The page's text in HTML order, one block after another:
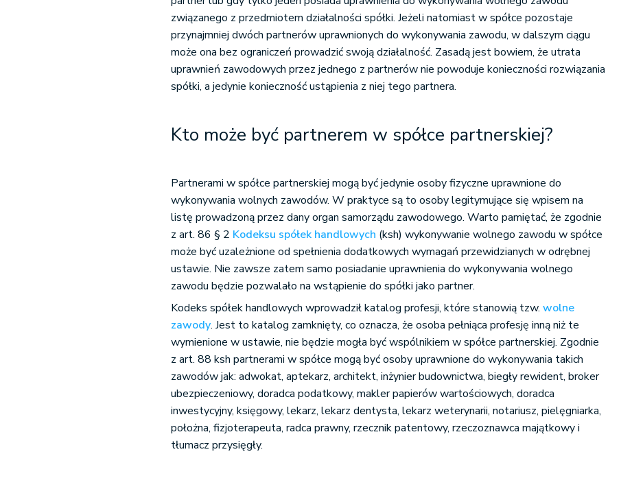
związanego z przedmiotem działalności spółki. Jeżeli natomiast w spółce pozostaje
przynajmniej dwóch partnerów uprawnionych do wykonywania zawodu, w dalszym ciągu
może ona bez ograniczeń prowadzić swoją działalność. Zasadą jest bowiem, że utrata
uprawnień zawodowych przez jednego z partnerów nie powoduje konieczności rozwiązania
spółki, a jedynie konieczność ustąpienia z niej tego partnera.
Kto może być partnerem w spółce partnerskiej?
Partnerami w spółce partnerskiej mogą być jedynie osoby fizyczne uprawnione do
wykonywania wolnych zawodów. W praktyce są to osoby legitymujące się wpisem na
listę prowadzoną przez dany organ samorządu zawodowego. Warto pamiętać, że zgodnie
z art. 86 § 2 Kodeksu spółek handlowych (ksh) wykonywanie wolnego zawodu w spółce
może być uzależnione od spełnienia dodatkowych wymagań przewidzianych w odrębnej
ustawie. Nie zawsze zatem samo posiadanie uprawnienia do wykonywania wolnego
zawodu będzie pozwalało na wstąpienie do spółki jako partner.
Kodeks spółek handlowych wprowadził katalog profesji, które stanowią tzw.wolne
zawody. Jest to katalog zamknięty, co oznacza, że osoba pełniąca profesję inną niż te
wymienione w ustawie, nie będzie mogła być wspólnikiem w spółce partnerskiej. Zgodnie
z art. 88 ksh partnerami w spółce mogą być osoby uprawnione do wykonywania takich
zawodów jak: adwokat, aptekarz, architekt, inżynier budownictwa, biegły rewident, broker
ubezpieczeniowy, doradca podatkowy, makler papierów wartościowych, doradca
inwestycyjny, księgowy, lekarz, lekarz dentysta, lekarz weterynarii, notariusz, pielęgniarka,
położna, fizjoterapeuta, radca prawny, rzecznik patentowy, rzeczoznawca majątkowy i
tłumacz przysięgły.